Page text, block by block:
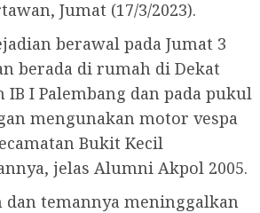
Jumat (17/3/2023).
berawal pada Jumat 3
berada di rumah di Dekat
I Palembang dan pada pukul
mengunakan motor vespa
Bukit Kecil
jelas Alumni Akpol 2005.
temannya meninggalkan